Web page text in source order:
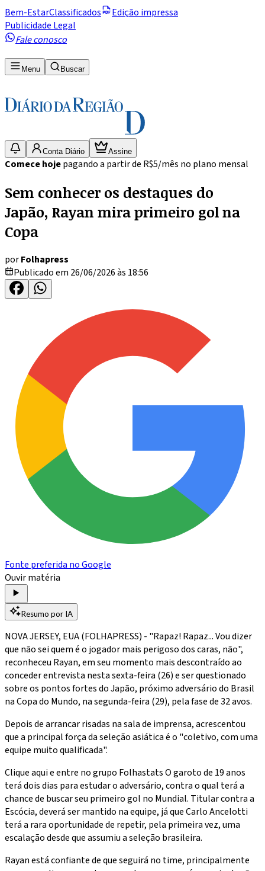
Bem-EstarClassificados
Edição impressa
Publicidade Legal
Fale conosco
Menu Buscar
Conta Diário Assine
Comece hojepagando a partir de R$5/mês no plano mensal
Sem conhecer os destaques do
Japão, Rayan mira primeiro gol na
Copa
porFolhapress
Publicado em 26/06/2026 às 18:56
Fonte preferida no Google
Ouvir matéria
Resumo por IA
NOVA JERSEY, EUA (FOLHAPRESS) - "Rapaz! Rapaz... Vou dizer
que não sei quem é o jogador mais perigoso dos caras, não",
reconheceu Rayan, em seu momento mais descontraído ao
conceder entrevista nesta sexta-feira (26) e ser questionado
sobre os pontos fortes do Japão, próximo adversário do Brasil
na Copa do Mundo, na segunda-feira (29), pela fase de 32 avos.
Depois de arrancar risadas na sala de imprensa, acrescentou
que a principal força da seleção asiática é o "coletivo, com uma
equipe muito qualificada".
Clique aqui e entre no grupo Folhastats O garoto de 19 anos
terá dois dias para estudar o adversário, contra o qual terá a
chance de buscar seu primeiro gol no Mundial. Titular contra a
Escócia, deverá ser mantido na equipe, já que Carlo Ancelotti
terá a rara oportunidade de repetir, pela primeira vez, uma
escalação desde que assumiu a seleção brasileira.
Rayan está confiante de que seguirá no time, principalmente